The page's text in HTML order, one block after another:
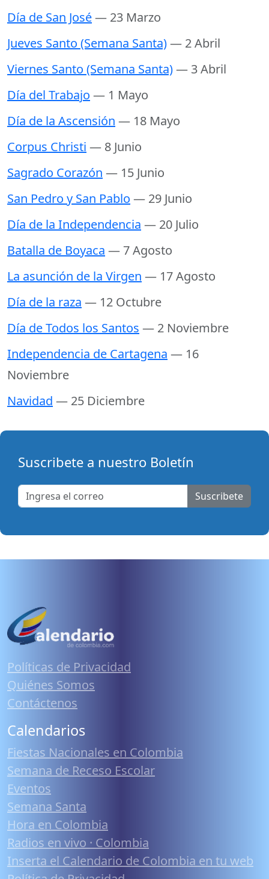
Día de San José— 23 Marzo
Jueves Santo (Semana Santa)— 2 Abril
Viernes Santo (Semana Santa)— 3 Abril
Día del Trabajo — 1 Mayo
Día de la Ascensión — 18 Mayo
Corpus Christi — 8 Junio
Sagrado Corazón — 15 Junio
San Pedro y San Pablo — 29 Junio
Día de la Independencia — 20 Julio
Batalla de Boyaca — 7 Agosto
La asunción de la Virgen — 17 Agosto
Día de la raza — 12 Octubre
Día de Todos los Santos — 2 Noviembre
Independencia de Cartagena — 16
Noviembre
Navidad — 25 Diciembre
Suscribete a nuestro Boletín
Suscribete
Políticas de Privacidad
Quiénes Somos
Contáctenos
Calendarios
Fiestas Nacionales en Colombia
Semana de Receso Escolar
Eventos
Semana Santa
Hora en Colombia
Radios en vivo · Colombia
Inserta el Calendario de Colombia en tu web